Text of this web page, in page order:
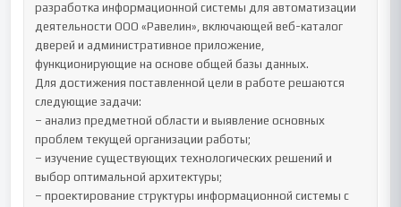
разработка информационной системы для автоматизации
деятельности ООО «Равелин», включающей веб-каталог
дверей и административное приложение,
функционирующие на основе общей базы данных.
Для достижения поставленной цели в работе решаются
следующие задачи:
– анализ предметной области и выявление основных
проблем текущей организации работы;
– изучение существующих технологических решений и
выбор оптимальной архитектуры;
– проектирование структуры информационной системы с